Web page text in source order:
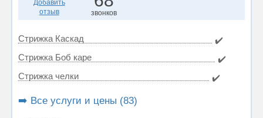
Добавить
отзыв
звонков
Стрижка Каскад
✔️
Стрижка Боб каре
✔️
Стрижка челки
✔️
➡️ Все услуги и цены (83)